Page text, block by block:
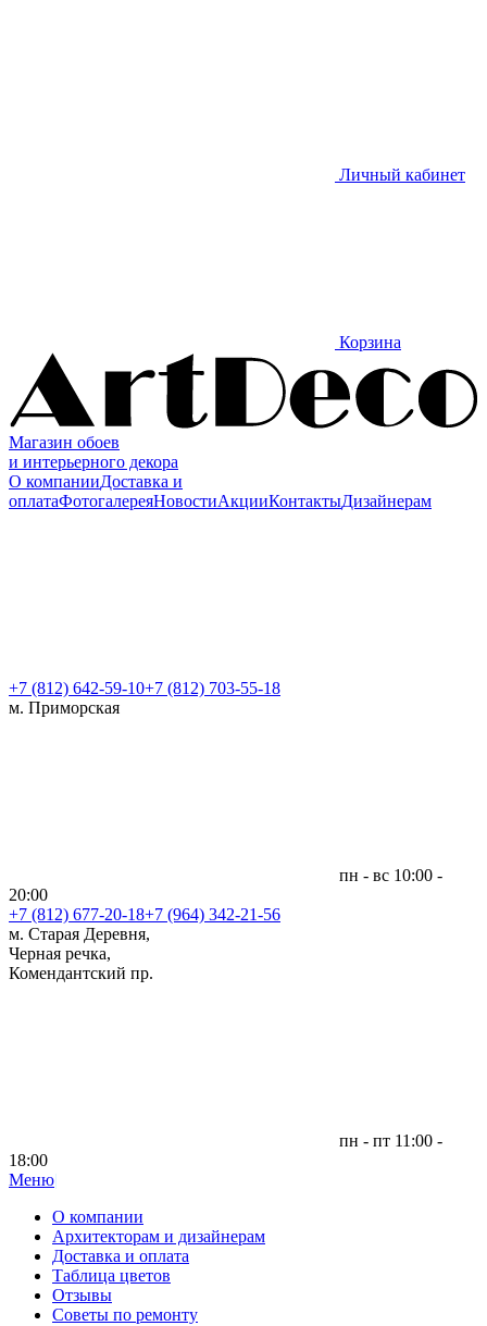
Личный кабинет
Корзина
Магазин обоев
и интерьерного декора
О компанииДоставка и
оплатаФотогалереяНовостиАкцииКонтактыДизайнерам
+7 (812) 642-59-10+7 (812) 703-55-18
м. Приморская
пн - вс 10:00 -
20:00
+7 (812) 677-20-18+7 (964) 342-21-56
м. Старая Деревня,
Черная речка,
Комендантский пр.
пн - пт 11:00 -
18:00
Меню|
О компании
Архитекторам и дизайнерам
Доставка и оплата
Таблица цветов
Отзывы
Советы по ремонту